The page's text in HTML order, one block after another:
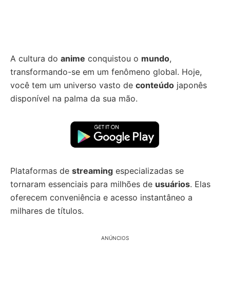
A cultura do anime conquistou o mundo,
transformando-se em um fenômeno global. Hoje,
você tem um universo vasto de conteúdo japonês
disponível na palma da sua mão.
Plataformas de streaming especializadas se
tornaram essenciais para milhões de usuários. Elas
oferecem conveniência e acesso instantâneo a
milhares de títulos.
ANÚNCIOS